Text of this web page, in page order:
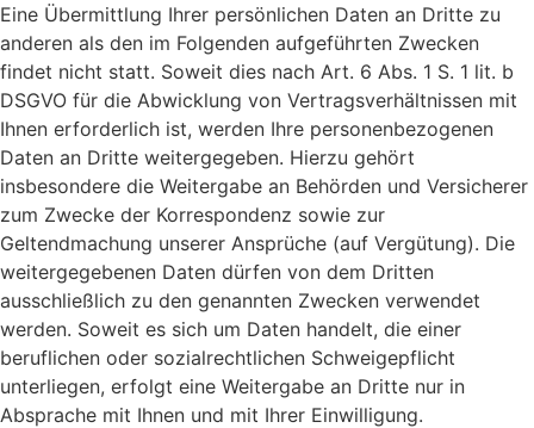
Eine Übermittlung Ihrer persönlichen Daten an Dritte zu
anderen als den im Folgenden aufgeführten Zwecken
findet nicht statt. Soweit dies nach Art. 6 Abs. 1 S. 1 lit. b
DSGVO für die Abwicklung von Vertragsverhältnissen mit
Ihnen erforderlich ist, werden Ihre personenbezogenen
Daten an Dritte weitergegeben. Hierzu gehört
insbesondere die Weitergabe an Behörden und Versicherer
zum Zwecke der Korrespondenz sowie zur
Geltendmachung unserer Ansprüche (auf Vergütung). Die
weitergegebenen Daten dürfen von dem Dritten
ausschließlich zu den genannten Zwecken verwendet
werden. Soweit es sich um Daten handelt, die einer
beruflichen oder sozialrechtlichen Schweigepflicht
unterliegen, erfolgt eine Weitergabe an Dritte nur in
Absprache mit Ihnen und mit Ihrer Einwilligung.